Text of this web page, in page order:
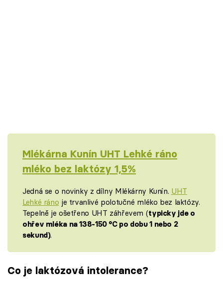
Mlékárna Kunín UHT Lehké ráno
mléko bez laktózy 1,5%
Jedná se o novinky z dílny Mlékárny Kunín. UHT
Lehké ráno je trvanlivé polotučné mléko bez laktózy.
Tepelně je ošetřeno UHT záhřevem (typicky jde o
ohřev mléka na 138-150 °C po dobu 1 nebo 2
sekund).
Co je laktózová intolerance?